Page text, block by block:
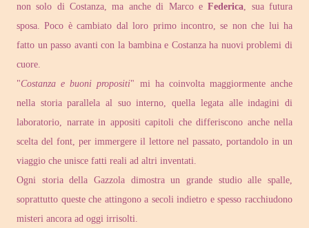
non solo di Costanza, ma anche di Marco eFederica , sua futura
sposa. Poco è cambiato dal loro primo incontro, se non che lui ha
fatto un passo avanti con la bambina e Costanza ha nuovi problemi di
cuore.
"Costanza e buoni propositi" mi ha coinvolta maggiormente anche
nella storia parallela al suo interno, quella legata alle indagini di
laboratorio, narrate in appositi capitoli che differiscono anche nella
scelta del font, per immergere il lettore nel passato, portandolo in un
viaggio che unisce fatti reali ad altri inventati.
Ogni storia della Gazzola dimostra un grande studio alle spalle,
soprattutto queste che attingono a secoli indietro e spesso racchiudono
misteri ancora ad oggi irrisolti.